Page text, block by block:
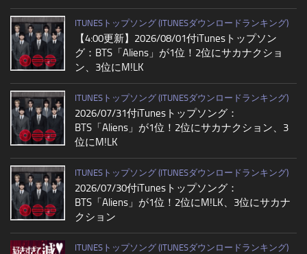
ITUNESトップソング (ITUNESダウンロードランキング)
【4:00更新】2026/08/01付iTunesトップソン
グ：BTS「Aliens」が1位！2位にサカナクショ
ン、3位にM!LK
ITUNESトップソング (ITUNESダウンロードランキング)
2026/07/31付iTunesトップソング：
BTS「Aliens」が1位！2位にサカナクション、3
位にM!LK
ITUNESトップソング (ITUNESダウンロードランキング)
2026/07/30付iTunesトップソング：
BTS「Aliens」が1位！2位にM!LK、3位にサカナ
クション
ITUNESトップソング (ITUNESダウンロードランキング)